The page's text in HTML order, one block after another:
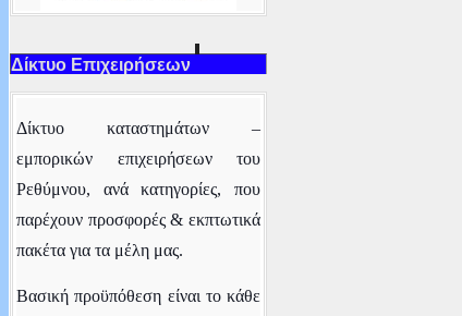
Δίκτυο Επιχειρήσεων
Δίκτυο καταστημάτων –
εμπορικών επιχειρήσεων του
Ρεθύμνου, ανά κατηγορίες, που
παρέχουν προσφορές & εκπτωτικά
πακέτα για τα μέλη μας.
Βασική προϋπόθεση είναι το κάθε